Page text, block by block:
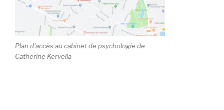
Plan d'accès au cabinet de psychologie de
Catherine Kervella